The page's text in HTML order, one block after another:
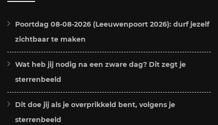
Poortdag 08-08-2026 (Leeuwenpoort 2026): durf jezelf
zichtbaar te maken
Wat heb jij nodig na een zware dag? Dit zegt je
sterrenbeeld
Dit doe jij als je overprikkeld bent, volgens je
sterrenbeeld